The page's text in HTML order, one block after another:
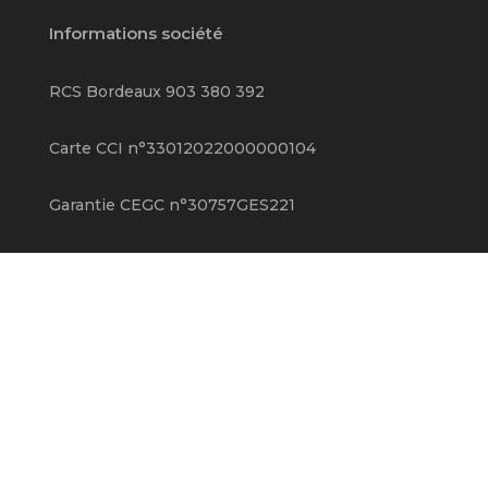
Informations société
RCS Bordeaux 903 380 392
Carte CCI n°33012022000000104
Garantie CEGC n°30757GES221